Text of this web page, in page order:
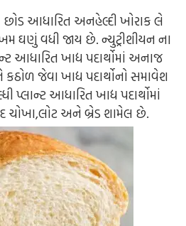
છોડ આધારિત અનહેલ્દી ખોરાક લે
ઘણું વધી જાય છે. ન્યુટ્રીશીયન ના
આધારિત ખાદ્ય પદાર્થોમાં અનાજ
જેવા ખાદ્ય પદાર્થોનો સમાવેશ
આધારિત ખાદ્ય પદાર્થોમાં
ચોખા,લોટ અને બ્રેડ શામેલ છે.